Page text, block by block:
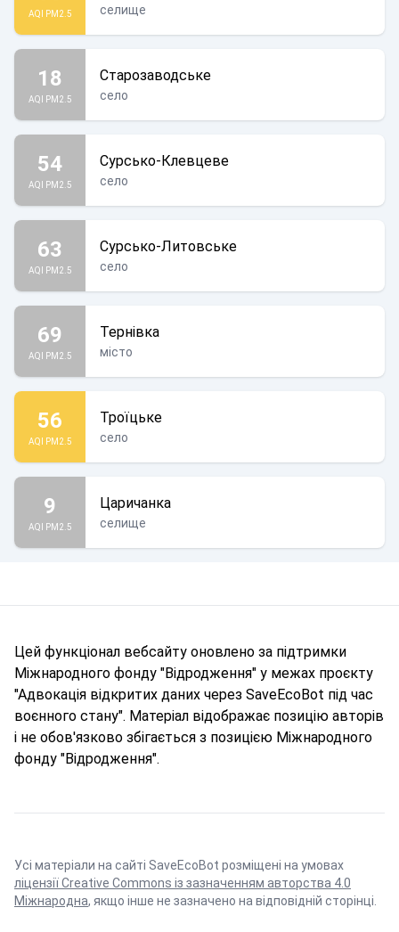
Крим – це Україна!
AQI PM2.5 селище
18
AQI PM2.5
Старозаводське
село
54
AQI PM2.5
Сурсько-Клевцеве
село
63
AQI PM2.5
Сурсько-Литовське
село
69
AQI PM2.5
Тернівка
місто
56
AQI PM2.5
Троїцьке
село
9
AQI PM2.5
Царичанка
селище
Цей функціонал вебсайту оновлено за підтримки
Міжнародного фонду "Відродження" у межах проєкту
"Адвокація відкритих даних через SaveEcoBot під час
воєнного стану". Матеріал відображає позицію авторів
і не обов'язково збігається з позицією Міжнародного
фонду "Відродження".
Усі матеріали на сайті SaveEcoBot розміщені на умовах
ліцензії Creative Commons із зазначенням авторства 4.0
Міжнародна, якщо інше не зазначено на відповідній сторінці.